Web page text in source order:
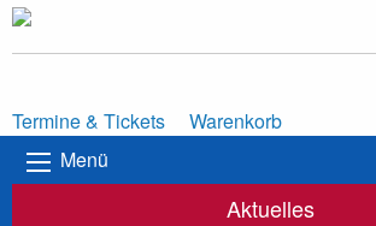
Termine & Tickets
Warenkorb
Menü
Aktuelles